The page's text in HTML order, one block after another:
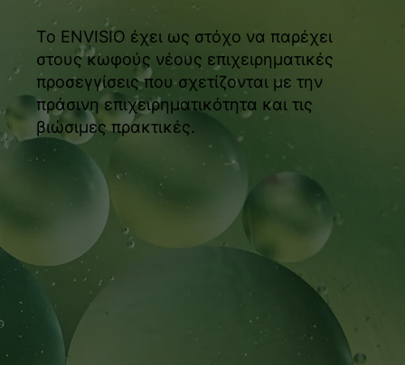
Το ENVISIO έχει ως στόχο να παρέχει
στους κωφούς νέους επιχειρηματικές
προσεγγίσεις που σχετίζονται με την
πράσινη επιχειρηματικότητα και τις
βιώσιμες πρακτικές.